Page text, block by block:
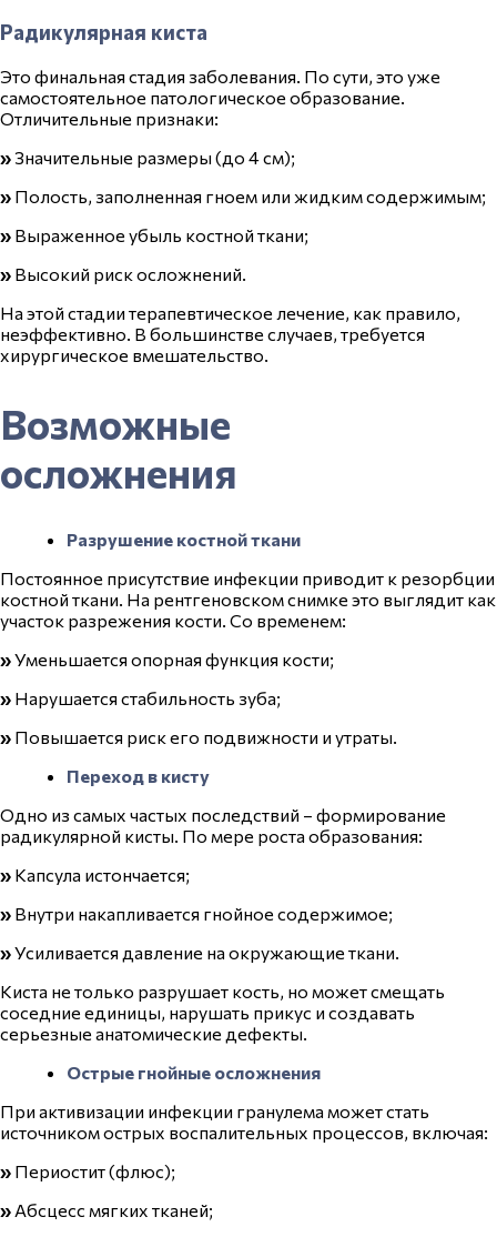
Радикулярная киста
Это финальная стадия заболевания. По сути, это уже
самостоятельное патологическое образование.
Отличительные признаки:
»Значительные размеры (до 4 см);
» Полость, заполненная гноем или жидким содержимым;
» Выраженное убыль костной ткани;
» Высокий риск осложнений.
На этой стадии терапевтическое лечение, как правило,
неэффективно. В большинстве случаев, требуется
хирургическое вмешательство.
Возможные
осложнения
Разрушение костной ткани
Постоянное присутствие инфекции приводит к резорбции
костной ткани. На рентгеновском снимке это выглядит как
участок разрежения кости. Со временем:
»Уменьшается опорная функция кости;
» Нарушается стабильность зуба;
» Повышается риск его подвижности и утраты.
Переход в кисту
Одно из самых частых последствий – формирование
радикулярной кисты. По мере роста образования:
» Капсула истончается;
» Внутри накапливается гнойное содержимое;
»Усиливается давление на окружающие ткани.
Киста не только разрушает кость, но может смещать
соседние единицы, нарушать прикус и создавать
серьезные анатомические дефекты.
Острые гнойные осложнения
При активизации инфекции гранулема может стать
источником острых воспалительных процессов, включая:
» Периостит (флюс);
» Абсцесс мягких тканей;